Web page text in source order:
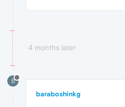
4 months later
B
baraboshinkg